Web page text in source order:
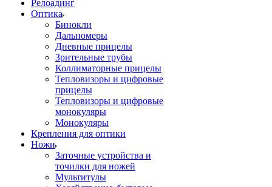
Релоадинг
Оптика
Бинокли
Дальномеры
Дневные прицелы
Зрительные трубы
Коллиматорные прицелы
Тепловизоры и цифровые
прицелы
Тепловизоры и цифровые
монокуляры
Монокуляры
Крепления для оптики
Ножи
Заточные устройства и
точилки для ножей
Мультитулы